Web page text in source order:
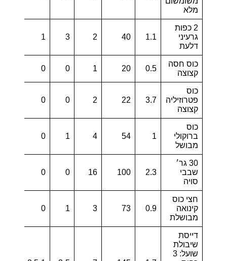
מלא
2 כפות
גרעיני
דלעת
1.1
40
2
3
1
כוס חסה
קצוצה
0.5
20
1
0
0
כוס
פטרוזיליה
קצוצה
3.7
22
2
0
0
כוס
ברוקולי
מבושל
1
54
4
1
0
30 גר׳
שבבי
סויה
2.3
100
16
0
0
חצי כוס
קינואה
מבושלת
0.9
73
3
1
0
דייסת
שיבולת
שועל: 3